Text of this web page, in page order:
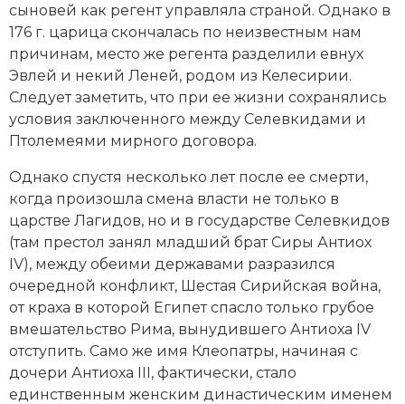
Нумизматика
Образование
Общественные объединения и организации
Политическая история
Революции и народные движения
Религия и церковь
Россия
Северная Америка
Социально-экономическая история
Специальные исторические дисциплины
сыновей как регент управляла страной. Однако в
176 г. царица скончалась по неизвестным нам
причинам, место же регента разделили евнух
Эвлей и некий Леней, родом из Келесирии.
Следует заметить, что при ее жизни сохранялись
условия заключенного между Селевкидами и
Птолемеями мирного договора.
Однако спустя несколько лет после ее смерти,
когда произошла смена власти не только в
царстве Лагидов, но и в государстве Селевкидов
(там престол занял младший брат Сиры Антиох
IV), между обеими державами разразился
очередной конфликт, Шестая Сирийская война,
от краха в которой Египет спасло только грубое
вмешательство Рима, вынудившего Антиоха IV
отступить. Само же имя Клеопатры, начиная с
дочери Антиоха III, фактически, стало
единственным женским династическим именем